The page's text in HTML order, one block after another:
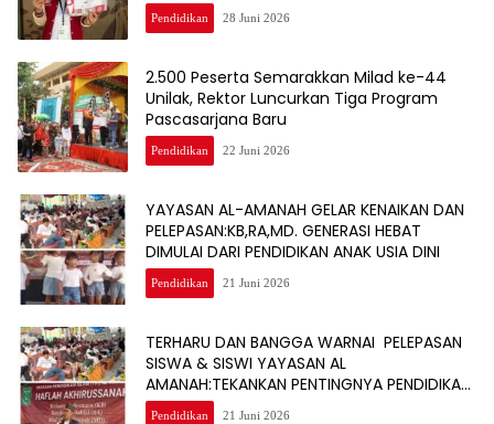
Pendidikan 28 Juni 2026
2.500 Peserta Semarakkan Milad ke-44
Unilak, Rektor Luncurkan Tiga Program
Pascasarjana Baru
Pendidikan 22 Juni 2026
YAYASAN AL-AMANAH GELAR KENAIKAN DAN
PELEPASAN:KB,RA,MD. GENERASI HEBAT
DIMULAI DARI PENDIDIKAN ANAK USIA DINI
Pendidikan 21 Juni 2026
TERHARU DAN BANGGA WARNAI PELEPASAN
SISWA & SISWI YAYASAN AL
AMANAH:TEKANKAN PENTINGNYA PENDIDIKAN
BERKELANJUTAN
Pendidikan 21 Juni 2026